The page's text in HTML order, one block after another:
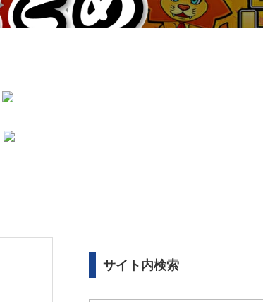
サイト内検索